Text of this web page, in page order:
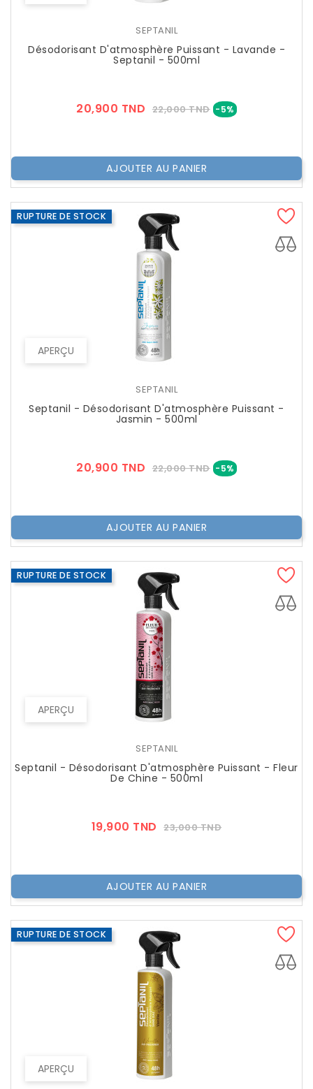
SEPTANIL
Désodorisant D'atmosphère Puissant - Lavande -
Septanil - 500ml
20,900 TND Prix
22,000 TND -5% Prix
AJOUTER AU PANIER
APERÇU
RUPTURE DE STOCK
SEPTANIL
Septanil - Désodorisant D'atmosphère Puissant -
Jasmin - 500ml
20,900 TND Prix
22,000 TND -5% Prix
AJOUTER AU PANIER
APERÇU
RUPTURE DE STOCK
SEPTANIL
Septanil - Désodorisant D'atmosphère Puissant - Fleur
De Chine - 500ml
19,900 TND Prix
23,000 TNDPrix
AJOUTER AU PANIER
APERÇU
RUPTURE DE STOCK